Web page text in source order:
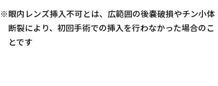
※眼内レンズ挿入不可とは、広範囲の後嚢破損やチン小体
断裂により、初回手術での挿入を行わなかった場合のこ
とです